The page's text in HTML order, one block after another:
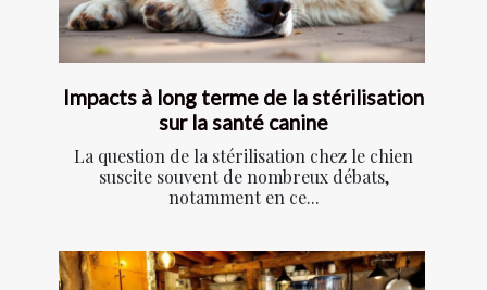
Impacts à long terme de la stérilisation
sur la santé canine
La question de la stérilisation chez le chien
suscite souvent de nombreux débats,
notamment en ce...